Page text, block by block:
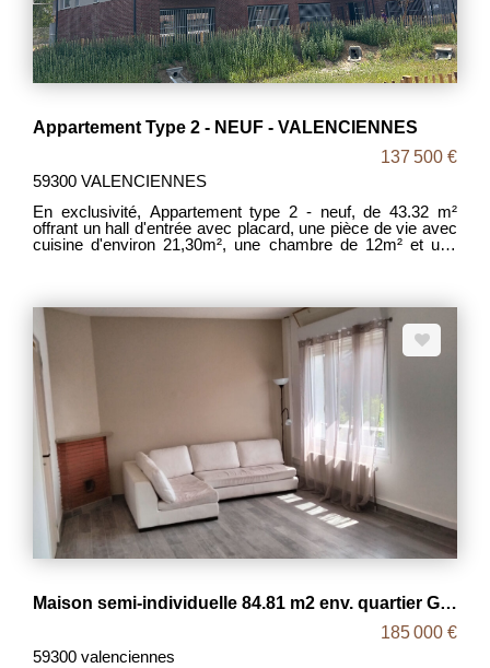
Appartement Type 2 - NEUF - VALENCIENNES
137 500 €
59300 VALENCIENNES
En exclusivité, Appartement type 2 - neuf, de 43.32 m²
offrant un hall d'entrée avec placard, une pièce de vie avec
cuisine d'environ 21,30m², une chambre de 12m² et une
vélo sécurisé et un petit jardin commun. DPE : C (97).
Mandat 2093. Prix : 137500€ FAI (les frais d'agence sont
intégralement pris en charge par les vendeurs). Contact
Madame Amandine DUSSART.
Maison semi-individuelle 84.81 m2 env. quartier Golf
185 000 €
59300 valenciennes